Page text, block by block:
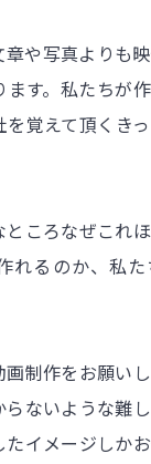
や写真よりも
す。私たちが
覚えて頂くき
ころなぜこれ
れるのか、私
制作をお願い
ないような難
イメージしか